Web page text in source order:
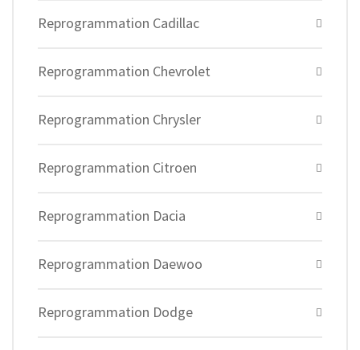
Reprogrammation Cadillac
Reprogrammation Chevrolet
Reprogrammation Chrysler
Reprogrammation Citroen
Reprogrammation Dacia
Reprogrammation Daewoo
Reprogrammation Dodge